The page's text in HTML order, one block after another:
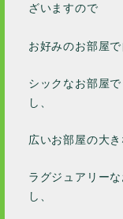
ざいますので
お好みのお部屋
シックなお部屋
し、
広いお部屋の大
ラグジュアリー
し、